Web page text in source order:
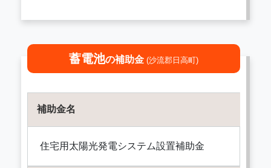
蓄電池の補助金 (沙流郡日高町)
補助金名
住宅用太陽光発電システム設置補助金